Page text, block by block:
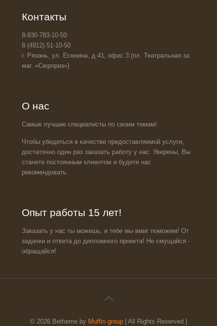
Контакты
8-930-783-10-50
8 (4912) 51-10-50
г. Рязань, ул. Есенина, д.41, офис 3 (пл. Театральная за
маг. «Сюрприз»)
О нас
Самые лучшие специалисты по своим темам!
Чтобы убедиться в качестве предоставляемой услуги,
достаточно один раз заказать работу у нас. Уверены, Вы
станете постоянным клиентом и будете нас
рекомендовать.
Опыт работы 15 лет!
Заказать у нас ты можешь, и тебе мы вмиг поможем! От
задачки и ответа до дипломного проекта! Не смущайся -
обращайся!
© 2026 Betheme by Muffin group | All Rights Reserved |